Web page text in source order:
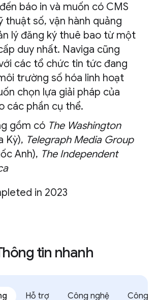
báo in và muốn có CMS
thuật số, vận hành quảng
lý đăng ký thuê bao từ một
duy nhất. Naviga cũng
các tổ chức tin tức đang
trường số hóa linh hoạt
chọn lựa giải pháp của
các phần cụ thể.
gồm có The Washington
Kỳ), Telegraph Media Group
Anh), The Independent
in 2023
tin nhanh
Hỗ trợ Công nghệ Công ty